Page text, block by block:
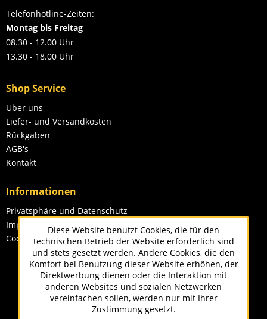
Telefonhotline-Zeiten:
Montag bis Freitag
08.30 - 12.00 Uhr
13.30 - 18.00 Uhr
Shop Service
Über uns
Liefer- und Versandkosten
Rückgaben
AGB's
Kontakt
Informationen
Privatsphäre und Datenschutz
Impressum
Cookie-Einstellungen
Diese Website benutzt Cookies, die für den
technischen Betrieb der Website erforderlich sind
und stets gesetzt werden. Andere Cookies, die den
Komfort bei Benutzung dieser Website erhöhen, der
Direktwerbung dienen oder die Interaktion mit
anderen Websites und sozialen Netzwerken
vereinfachen sollen, werden nur mit Ihrer
Zustimmung gesetzt.